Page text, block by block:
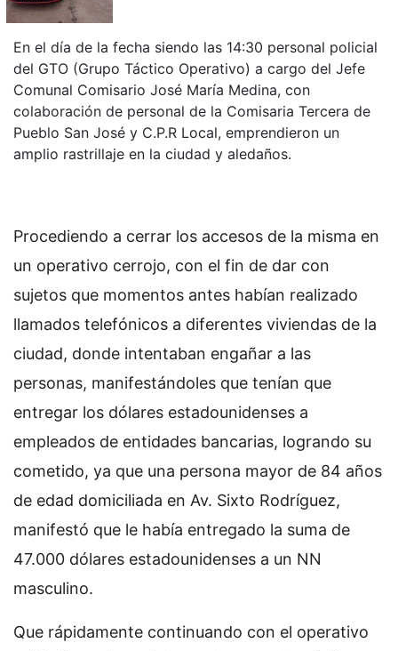
En el día de la fecha siendo las 14:30 personal policial
del GTO (Grupo Táctico Operativo) a cargo del Jefe
Comunal Comisario José María Medina, con
colaboración de personal de la Comisaria Tercera de
Pueblo San José y C.P.R Local, emprendieron un
amplio rastrillaje en la ciudad y aledaños.
Procediendo a cerrar los accesos de la misma en
un operativo cerrojo, con el fin de dar con
sujetos que momentos antes habían realizado
llamados telefónicos a diferentes viviendas de la
ciudad, donde intentaban engañar a las
personas, manifestándoles que tenían que
entregar los dólares estadounidenses a
empleados de entidades bancarias, logrando su
cometido, ya que una persona mayor de 84 años
de edad domiciliada en Av. Sixto Rodríguez,
manifestó que le había entregado la suma de
47.000 dólares estadounidenses a un NN
masculino.
Que rápidamente continuando con el operativo